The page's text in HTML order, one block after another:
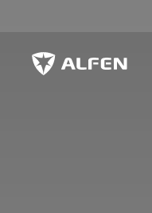
Alfen